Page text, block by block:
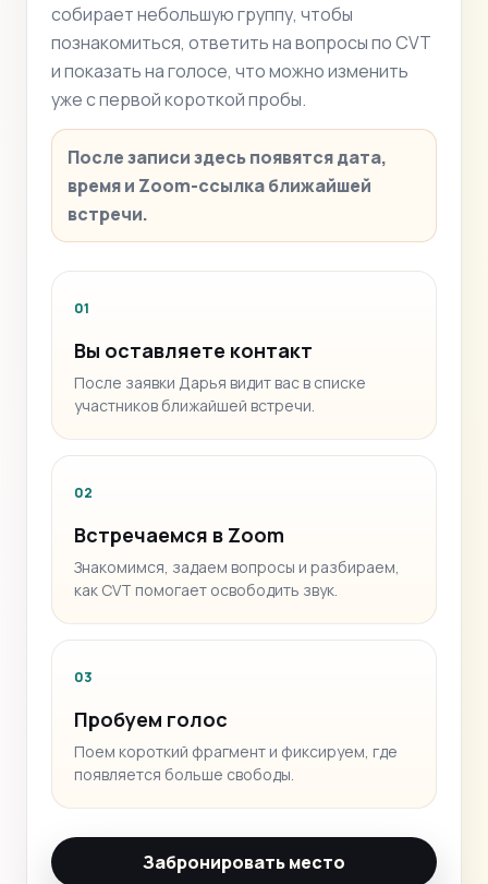
собирает небольшую группу, чтобы
познакомиться, ответить на вопросы по CVT
и показать на голосе, что можно изменить
уже с первой короткой пробы.
После записи здесь появятся дата,
время и Zoom-ссылка ближайшей
встречи.
01
Вы оставляете контакт
После заявки Дарья видит вас в списке
участников ближайшей встречи.
02
Встречаемся в Zoom
Знакомимся, задаем вопросы и разбираем,
как CVT помогает освободить звук.
03
Пробуем голос
Поем короткий фрагмент и фиксируем, где
появляется больше свободы.
Забронировать место